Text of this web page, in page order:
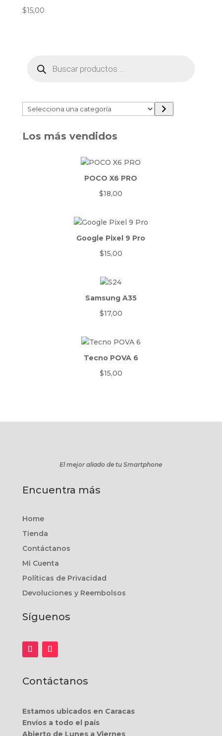
$15,00
productos
Selecciona
una
Los más vendidos
POCO X6 PRO
$18,00
Google Pixel 9 Pro
$15,00
Samsung A35
$17,00
Tecno POVA 6
$15,00
El mejor aliado de tu Smartphone
Encuentra más
Home
Tienda
Contáctanos
Mi Cuenta
Políticas de Privacidad
Devoluciones y Reembolsos
Síguenos
Contáctanos
Estamos ubicados en Caracas
Envíos a todo el país